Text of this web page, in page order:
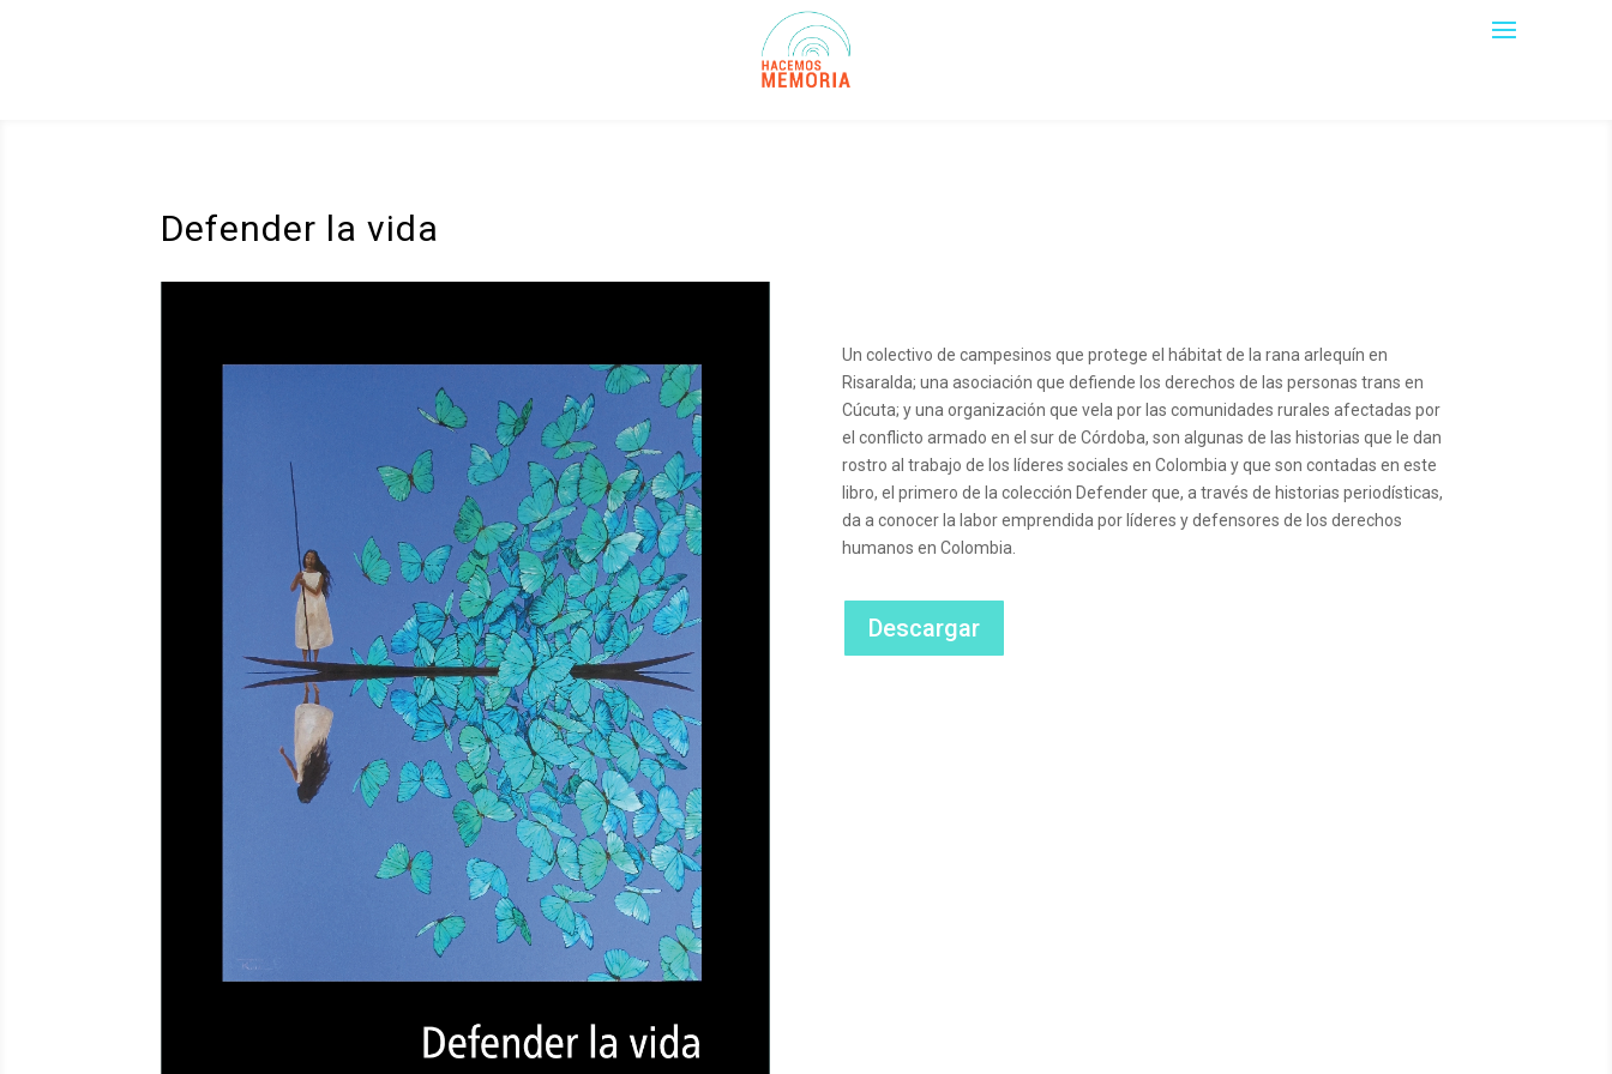
Defender la vida
Un colectivo de campesinos que protege el hábitat de la rana arlequín en
Risaralda; una asociación que defiende los derechos de las personas trans en
Cúcuta; y una organización que vela por las comunidades rurales afectadas por
el conflicto armado en el sur de Córdoba, son algunas de las historias que le dan
rostro al trabajo de los líderes sociales en Colombia y que son contadas en este
libro, el primero de la colección Defender que, a través de historias periodísticas,
da a conocer la labor emprendida por líderes y defensores de los derechos
humanos en Colombia.
Descargar